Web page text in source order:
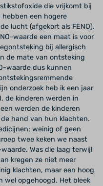
die vrijkomt bij
een hogere
lucht (afgekort als FENO).
waarde een maat is voor
bij allergisch
de mate van ontsteking
waarde dus kunnen
onderzoek heb ik een jaar
de kinderen werden in
werden de kinderen
hand van hun klachten.
weinig of geen
twee keken we naast
Was die laag terwijl
kregen ze niet meer
klachten, maar een hoog
wel opgehoogd. Het bleek